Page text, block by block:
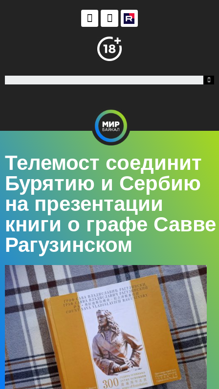
Телемост соединит
Бурятию и Сербию
на презентации
книги о графе Савве
Рагузинском